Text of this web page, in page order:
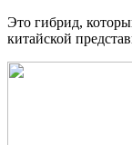
Это гибрид,
китайской